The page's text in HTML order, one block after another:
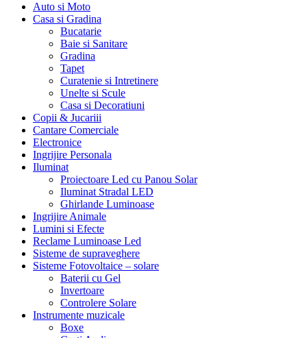
Auto si Moto
Casa si Gradina
Bucatarie
Baie si Sanitare
Gradina
Tapet
Curatenie si Intretinere
Unelte si Scule
Casa si Decoratiuni
Copii & Jucariii
Cantare Comerciale
Electronice
Ingrijire Personala
Iluminat
Proiectoare Led cu Panou Solar
Iluminat Stradal LED
Ghirlande Luminoase
Ingrijire Animale
Lumini si Efecte
Reclame Luminoase Led
Sisteme de supraveghere
Sisteme Fotovoltaice – solare
Baterii cu Gel
Invertoare
Controlere Solare
Instrumente muzicale
Boxe